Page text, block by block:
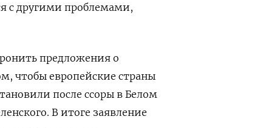
с другими проблемами,
предложения о
чтобы европейские страны
после ссоры в Белом
В итоге заявление